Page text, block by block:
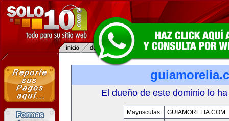
El dueño de este dominio lo
Mayusculas:
GUIAMORELIA.COM